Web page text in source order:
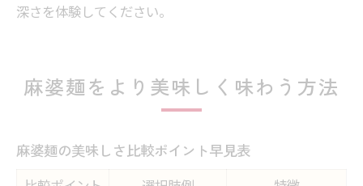
深さを体験してください。
麻婆麺をより美味しく味わう方法
麻婆麺の美味しさ比較ポイント早見表